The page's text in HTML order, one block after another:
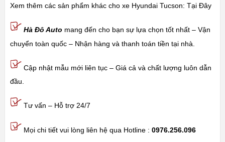
Xem thêm các sản phẩm khác cho xe Hyundai Tucson: Tại Đây
Hà Đô Auto mang đến cho bạn sự lựa chọn tốt nhất – Vận
chuyển toàn quốc – Nhận hàng và thanh toán tiền tại nhà.
Cập nhật mẫu mới liên tục – Giá cả và chất lượng luôn dẫn
đầu.
Tư vấn – Hỗ trợ 24/7
Mọi chi tiết vui lòng liên hệ qua Hotline : 0976.256.096